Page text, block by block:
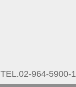
TEL.02-964-5900-1